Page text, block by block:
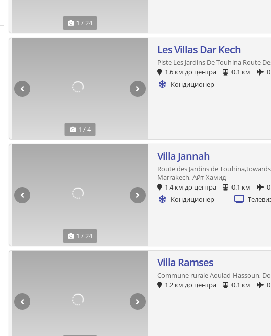
1 / 24
1 / 4
Les Villas Dar Kech
Piste Les Jardins De Touhina Route
1.6 км до центра
0.1 км
Кондиционер
1 / 24
Villa Jannah
Route des Jardins de
Marrakech, Айт-Хамид
1.4 км до центра
0.1 км
Кондиционер
Villa Ramses
Commune rurale Aoulad Hassoun,
1.2 км до центра
0.1 км